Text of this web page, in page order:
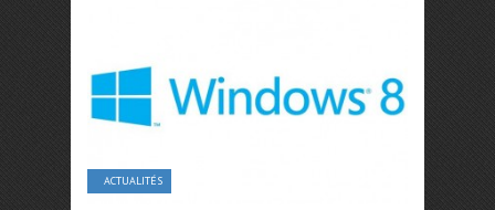
ACTUALITÉS